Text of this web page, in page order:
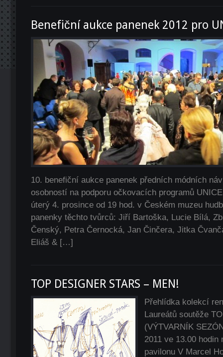
Benefiční aukce panenek 2012 pro
10. benefiční aukce panenek předních módních
osobností na podporu očkovacích programů
úterý 4. prosince od 19 hod. v Českém muzeu
panenky těchto tvůrců: Jiří Bartoška, Lucie Bílá,
Čenský, Petra Černocká, Jan Činčera, Jitka
Eliáš & […]
TOP DESIGNER STARS – MEN!
Přehlídka kolekcí
Laureátů soutěže
(VÝTVARNÍK
2011 ve 13.00
pavilonu V Marcel